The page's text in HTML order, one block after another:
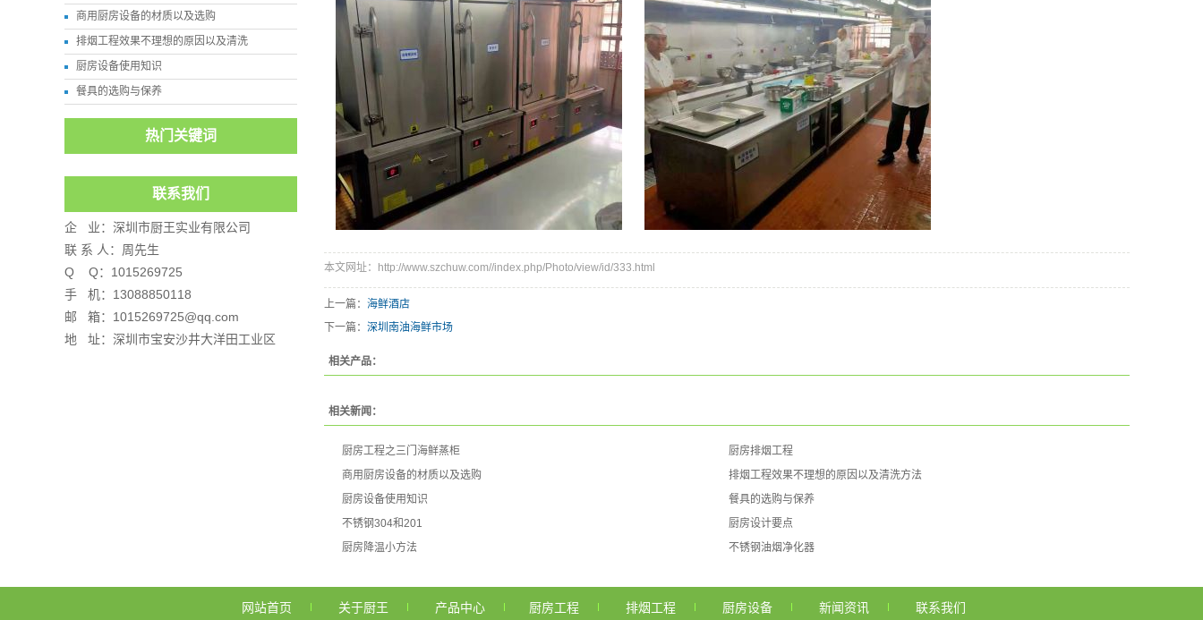
商用厨房设备的材质以及选购
排烟工程效果不理想的原因以及清洗
厨房设备使用知识
餐具的选购与保养
热门关键词
联系我们
企 业：深圳市厨王实业有限公司
联 系 人：周先生
Q Q：1015269725
手 机：13088850118
邮 箱：1015269725@qq.com
地 址：深圳市宝安沙井大洋田工业区
本文网址：http://www.szchuw.com//index.php/Photo/view/id/333.html
上一篇： 海鲜酒店
下一篇： 深圳南油海鲜市场
相关产品：
相关新闻：
厨房工程之三门海鲜蒸柜
厨房排烟工程
商用厨房设备的材质以及选购
排烟工程效果不理想的原因以及清洗方法
厨房设备使用知识
餐具的选购与保养
不锈钢304和201
厨房设计要点
厨房降温小方法
不锈钢油烟净化器
网站首页 关于厨王 产品中心 厨房工程 排烟工程 厨房设备 新闻资讯 联系我们